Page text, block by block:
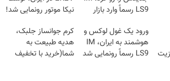
LS9 رسماً وارد بازار
نیکا موتور رونمایی شد!
ورود یک غول لوکس و
هوشمند به ایران، IM
LS9 رسماً رونمایی شد
کرم جوانساز جلبک،
هدیه طبیعت به
شما(خرید با تخفیف